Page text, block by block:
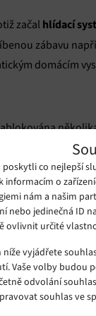
poskytli co nejlepší
informacím o
nám a našim
nebo jedinečná ID
ovlivnit určité
vyjádřete
Vaše volby budou
odvolání
souhlas ve
začal hlídací
zábavu
domácím
zákazu videí,
o chybu
která nejsou
že pro AI
samotných
po první